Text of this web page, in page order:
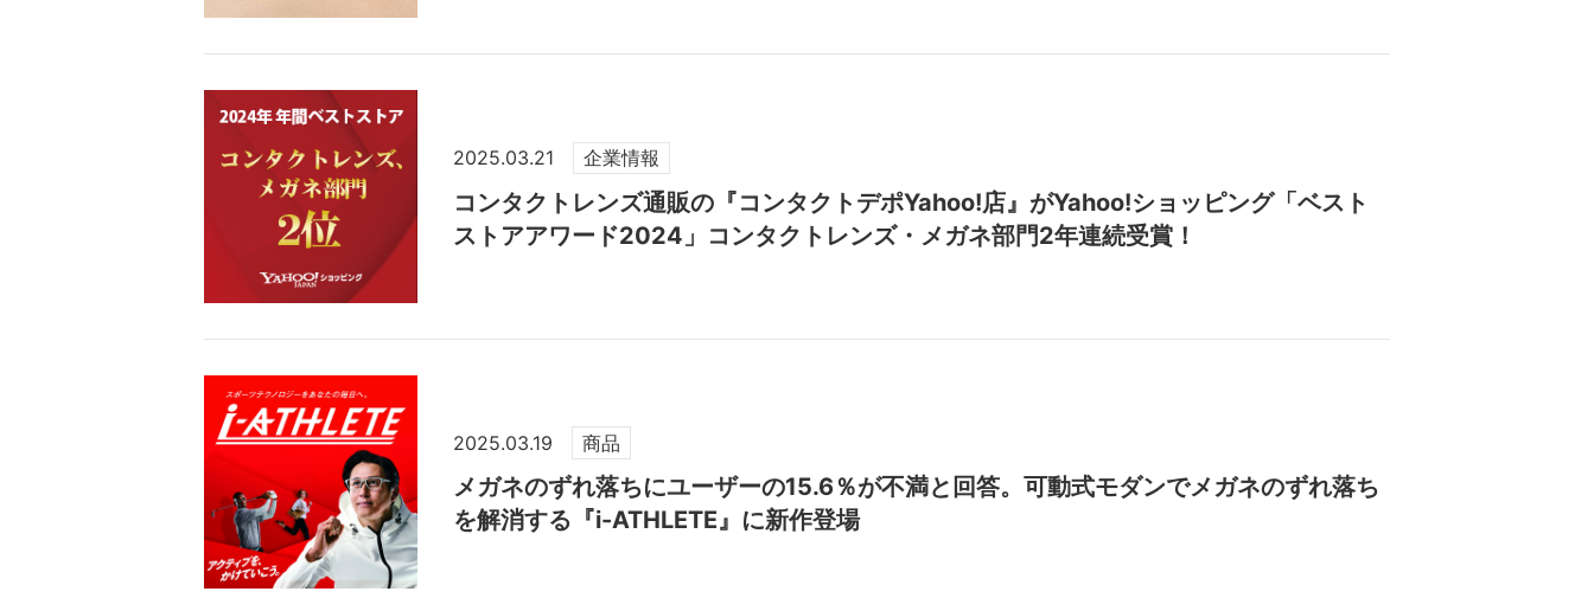
2025.03.21 企業情報
コンタクトレンズ通販の『コンタクトデポYahoo!店』がYahoo!ショッピング「ベスト
ストアアワード2024」コンタクトレンズ・メガネ部門2年連続受賞！
2025.03.19 商品
メガネのずれ落ちにユーザーの15.6％が不満と回答。可動式モダンでメガネのずれ落ち
を解消する『i-ATHLETE』に新作登場